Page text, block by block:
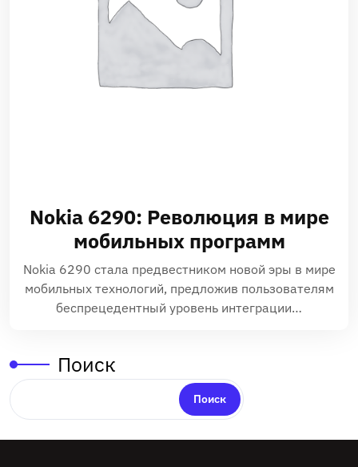
Nokia 6290: Революция в мире
мобильных программ
Nokia 6290 стала предвестником новой эры в мире
мобильных технологий‚ предложив пользователям
беспрецедентный уровень интеграции…
Поиск
Поиск